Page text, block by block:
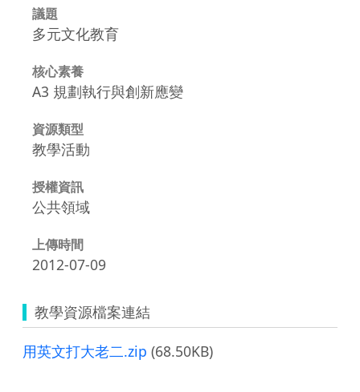
議題
多元文化教育
核心素養
A3 規劃執行與創新應變
資源類型
教學活動
授權資訊
公共領域
上傳時間
2012-07-09
教學資源檔案連結
用英文打大老二.zip (68.50KB)